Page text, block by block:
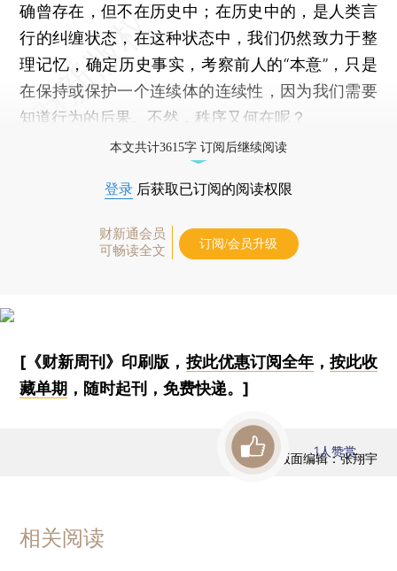
确曾存在，但不在历史中；在历史中的，是人类言
行的纠缠状态，在这种状态中，我们仍然致力于整
理记忆，确定历史事实，考察前人的“本意”，只是
在保持或保护一个连续体的连续性，因为我们需要
知道行为的后果。不然，秩序又何在呢？
本文共计3615字 订阅后继续阅读
登录 后获取已订阅的阅读权限
财新通会员
可畅读全文
订阅/会员升级
[《财新周刊》印刷版， 按此优惠订阅全年， 按此收
藏单期 ，随时起刊，免费快递。]
版面编辑：张翔宇
1人赞赏
相关阅读